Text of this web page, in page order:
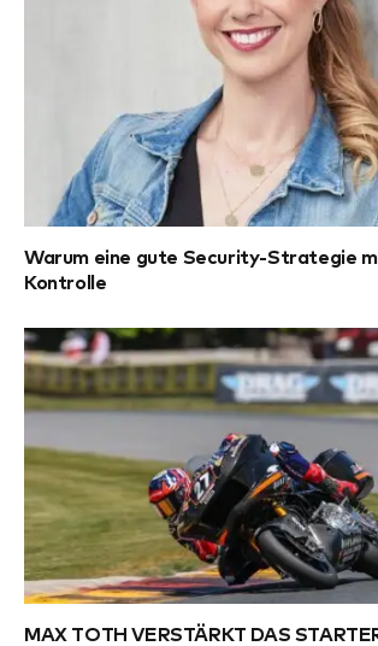
Warum eine gute Security-Strategie
Kontrolle
MAX TOTH VERSTÄRKT DAS